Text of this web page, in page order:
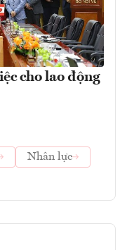
cho lao động
Nhân lực